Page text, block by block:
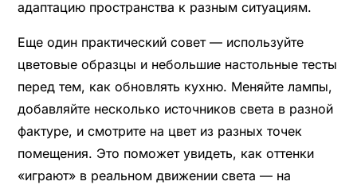
адаптацию пространства к разным ситуациям.
Еще один практический совет — используйте
цветовые образцы и небольшие настольные тесты
перед тем, как обновлять кухню. Меняйте лампы,
добавляйте несколько источников света в разной
фактуре, и смотрите на цвет из разных точек
помещения. Это поможет увидеть, как оттенки
«играют» в реальном движении света — на